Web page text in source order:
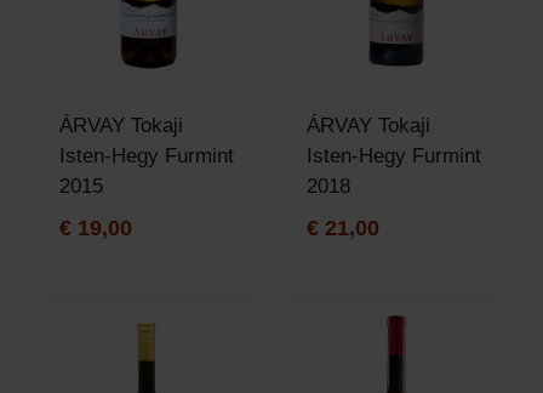
ÁRVAY Tokaji
Isten-Hegy Furmint
2015
€19,00
ÁRVAY Tokaji
Isten-Hegy Furmint
2018
€21,00